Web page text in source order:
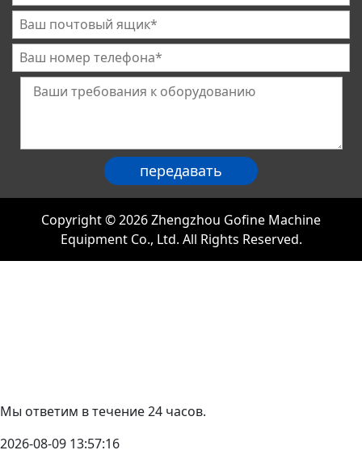
Copyright © 2026 Zhengzhou Gofine Machine
Equipment Co., Ltd. All Rights Reserved.
Мы ответим в течение 24 часов.
2026-08-09 13:57:16